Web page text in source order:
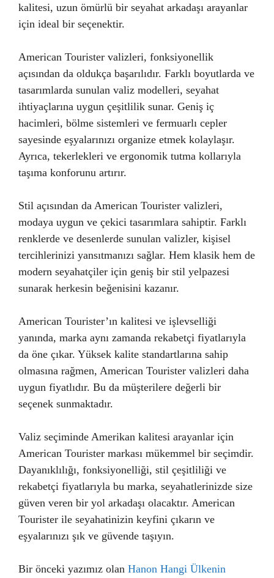
kalitesi, uzun ömürlü bir seyahat arkadaşı arayanlar
için ideal bir seçenektir.
American Tourister valizleri, fonksiyonellik
açısından da oldukça başarılıdır. Farklı boyutlarda ve
tasarımlarda sunulan valiz modelleri, seyahat
ihtiyaçlarına uygun çeşitlilik sunar. Geniş iç
hacimleri, bölme sistemleri ve fermuarlı cepler
sayesinde eşyalarınızı organize etmek kolaylaşır.
Ayrıca, tekerlekleri ve ergonomik tutma kollarıyla
taşıma konforunu artırır.
Stil açısından da American Tourister valizleri,
modaya uygun ve çekici tasarımlara sahiptir. Farklı
renklerde ve desenlerde sunulan valizler, kişisel
tercihlerinizi yansıtmanızı sağlar. Hem klasik hem de
modern seyahatçiler için geniş bir stil yelpazesi
sunarak herkesin beğenisini kazanır.
American Tourister’ın kalitesi ve işlevselliği
yanında, marka aynı zamanda rekabetçi fiyatlarıyla
da öne çıkar. Yüksek kalite standartlarına sahip
olmasına rağmen, American Tourister valizleri daha
uygun fiyatlıdır. Bu da müşterilere değerli bir
seçenek sunmaktadır.
Valiz seçiminde Amerikan kalitesi arayanlar için
American Tourister markası mükemmel bir seçimdir.
Dayanıklılığı, fonksiyonelliği, stil çeşitliliği ve
rekabetçi fiyatlarıyla bu marka, seyahatlerinizde size
güven veren bir yol arkadaşı olacaktır. American
Tourister ile seyahatinizin keyfini çıkarın ve
eşyalarınızı şık ve güvende taşıyın.
Bir önceki yazımız olan Hanon Hangi Ülkenin